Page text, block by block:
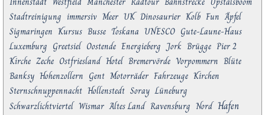
Stadtreinigung immersiv Meer UK Dinosaurier Kolb Fun Äpfel
Sigmaringen Kursus Busse Toskana UNESCO Gute-Laune-Haus
Luxemburg Greetsiel Oostende Energieberg Jork Brügge Pier 2
Kirche Zeche Ostfriesland Hotel Bremervörde Vorpommern Blüte
Banksy Hohenzollern Gent Motorräder Fahrzeuge Kirchen
Sternschnuppennacht Hollenstedt Soray Lüneburg
Schwarzlichtviertel Wismar Altes Land Ravensburg Nord Hafen